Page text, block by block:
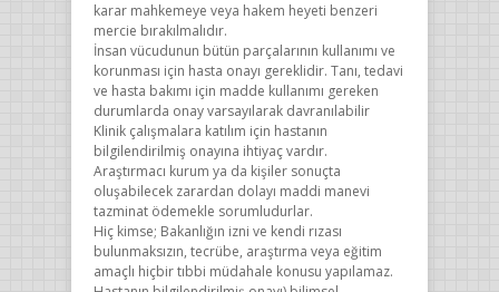
karar mahkemeye veya hakem heyeti benzeri
mercie bırakılmalıdır.
İnsan vücudunun bütün parçalarının kullanımı ve
korunması için hasta onayı gereklidir. Tanı, tedavi
ve hasta bakımı için madde kullanımı gereken
durumlarda onay varsayılarak davranılabilir
Klinik çalışmalara katılım için hastanın
bilgilendirilmiş onayına ihtiyaç vardır.
Araştırmacı kurum ya da kişiler sonuçta
oluşabilecek zarardan dolayı maddi manevi
tazminat ödemekle sorumludurlar.
Hiç kimse; Bakanlığın izni ve kendi rızası
bulunmaksızın, tecrübe, araştırma veya eğitim
amaçlı hiçbir tıbbi müdahale konusu yapılamaz.